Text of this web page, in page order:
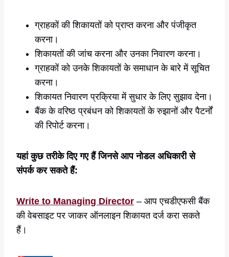
ग्राहकों की शिकायतों को प्राप्त करना और पंजीकृत
करना।
शिकायतों की जांच करना और उनका निवारण करना।
ग्राहकों को उनके शिकायतों के समाधान के बारे में सूचित
करना।
शिकायत निवारण प्रक्रिया में सुधार के लिए सुझाव देना।
बैंक के वरिष्ठ प्रबंधन को शिकायतों के रुझानों और पैटर्नों
की रिपोर्ट करना।
यहां कुछ तरीके दिए गए हैं जिनसे आप नोडल अधिकारी से
संपर्क कर सकते हैं:
Write to Managing Director – आप एचडीएफसी बैंक
की वेबसाइट पर जाकर ऑनलाइन शिकायत दर्ज करा सकते
हैं।